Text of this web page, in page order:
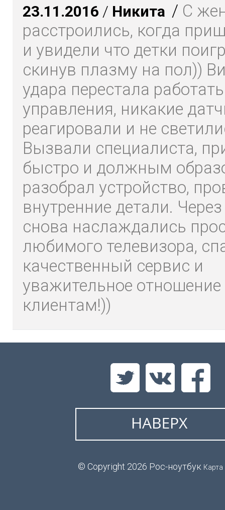
23.11.2016 / Никита / С
расстроились, когда
и увидели что детки
скинув плазму на пол))
удара перестала
управления, никакие
реагировали и не
Вызвали специалиста,
быстро и должным
разобрал устройство,
внутренние детали.
снова наслаждались
любимого телевизора,
качественный сервис и
уважительное отношение
клиентам!))
© Copyright 2026 Рос-ноутбук Карта